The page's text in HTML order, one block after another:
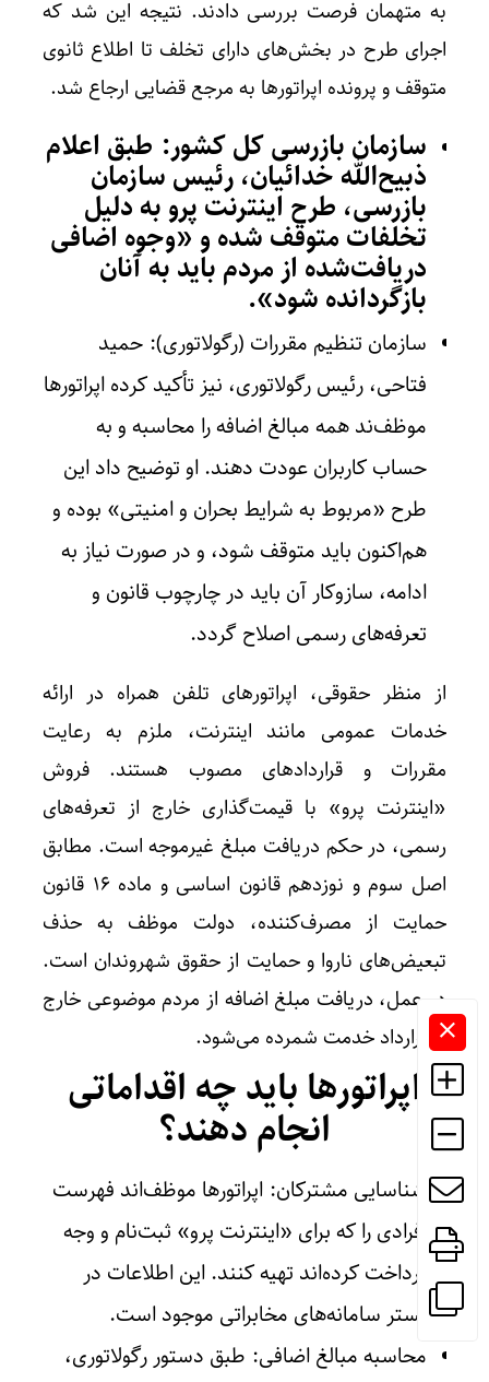
به متهمان فرصت بررسی دادند. نتیجه این شد که
اجرای طرح در بخش‌های دارای تخلف تا اطلاع ثانوی
متوقف و پرونده اپراتورها به مرجع قضایی ارجاع شد.
سازمان بازرسی کل کشور: طبق اعلام
ذبیح‌الله خدائیان، رئیس سازمان
بازرسی، طرح اینترنت پرو به دلیل
تخلفات متوقف شده و «وجوه اضافی
دریافت‌شده از مردم باید به آنان
بازگردانده شود».
سازمان تنظیم مقررات (رگولاتوری): حمید
فتاحی، رئیس رگولاتوری، نیز تأکید کرده اپراتورها
موظف‌ند همه مبالغ اضافه را محاسبه و به
حساب کاربران عودت دهند. او توضیح داد این
طرح «مربوط به شرایط بحران و امنیتی» بوده و
هم‌اکنون باید متوقف شود، و در صورت نیاز به
ادامه، سازوکار آن باید در چارچوب قانون و
تعرفه‌های رسمی اصلاح گردد.
از منظر حقوقی، اپراتورهای تلفن همراه در ارائه
خدمات عمومی مانند اینترنت، ملزم به رعایت
مقررات و قراردادهای مصوب هستند. فروش
«اینترنت پرو» با قیمت‌گذاری خارج از تعرفه‌های
رسمی، در حکم دریافت مبلغ غیرموجه است. مطابق
اصل‌ سوم و نوزدهم قانون اساسی و ماده ۱۶ قانون
حمایت از مصرف‌کننده، دولت موظف به حذف
تبعیض‌های ناروا و حمایت از حقوق شهروندان است.
در عمل، دریافت مبلغ اضافه از مردم موضوعی خارج
از قرارداد خدمت شمرده می‌شود.
اپراتورها باید چه اقداماتی
انجام دهند؟
شناسایی مشترکان: اپراتورها موظف‌اند فهرست
افرادی را که برای «اینترنت پرو» ثبت‌نام و وجه
پرداخت کرده‌اند تهیه کنند. این اطلاعات در
بستر سامانه‌های مخابراتی موجود است.
محاسبه مبالغ اضافی: طبق دستور رگولاتوری،